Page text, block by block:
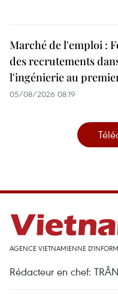
Marché de l'emploi :
des recrutements
l'ingénierie au
05/08/2026 08:19
AGENCE VIETNAMIENNE
Rédacteur en chef: